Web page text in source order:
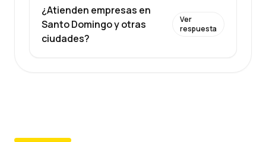
¿Atienden empresas en
Santo Domingo y otras
ciudades?
Ver
respuesta